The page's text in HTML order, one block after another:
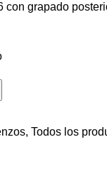
con grapado
, Todos los